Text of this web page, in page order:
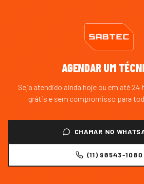
AGENDAR UM
Seja atendido ainda hoje ou em até 24
grátis e sem compromisso para
CHAMAR NO
(11) 98543-1080